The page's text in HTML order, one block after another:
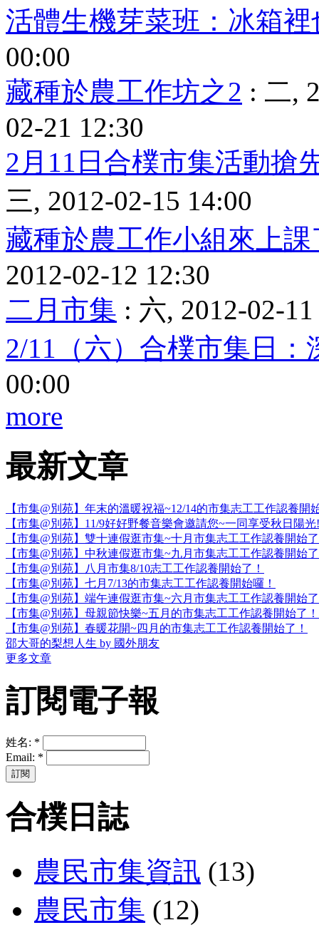
活體生機芽菜班：冰箱
00:00
藏種於農工作坊之2 : 二,
02-21 12:30
2月11日合樸市集活動搶
三, 2012-02-15 14:00
藏種於農工作小組來上課
2012-02-12 12:30
二月市集 : 六, 2012-02-
2/11（六）合樸市集日：
00:00
more
最新文章
【市集@別苑】年末的溫暖祝福~12/14的市集志工工作認養開
【市集@別苑】11/9好好野餐音樂會邀請您~一同享受秋日陽光!
【市集@別苑】雙十連假逛市集~十月市集志工工作認養開始
【市集@別苑】中秋連假逛市集~九月市集志工工作認養開始
【市集@別苑】八月市集8/10志工工作認養開始了！
【市集@別苑】七月7/13的市集志工工作認養開始囉！
【市集@別苑】端午連假逛市集~六月市集志工工作認養開始
【市集@別苑】母親節快樂~五月的市集志工工作認養開始了！
【市集@別苑】春暖花開~四月的市集志工工作認養開始了！
邵大哥的梨想人生 by 國外朋友
更多文章
訂閱電子報
姓名: *
Email: *
合樸日誌
農民市集資訊 (13)
農民市集 (12)